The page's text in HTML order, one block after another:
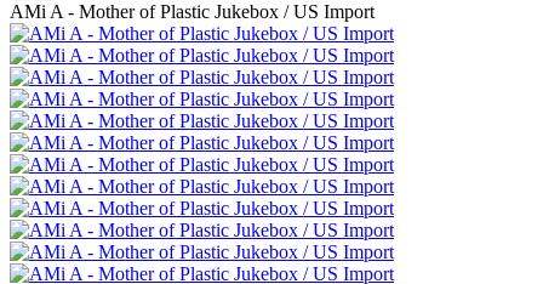
AMi A - Mother of Plastic Jukebox / US Import